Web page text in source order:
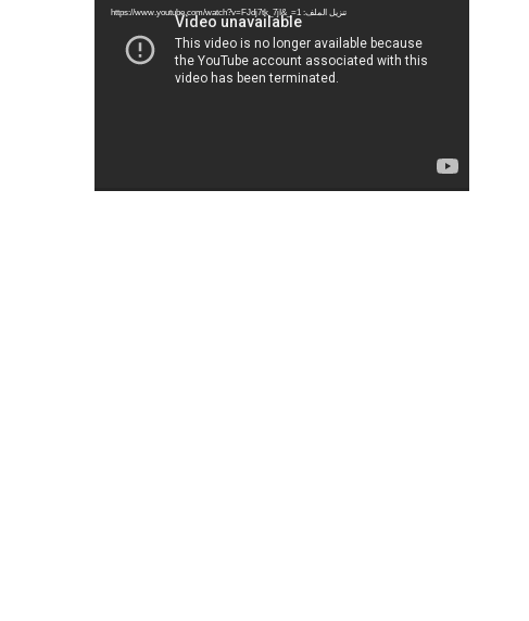
تنزيل الملف: https://www.youtube.com/watch?v=FJdj7tk_7jI&_=1